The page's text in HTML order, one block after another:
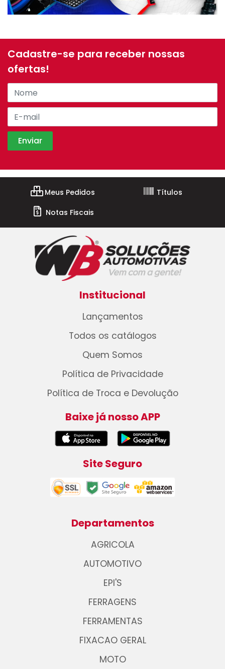
Cadastre-se para receber nossas
ofertas!
Meus Pedidos
Títulos
Notas Fiscais
Institucional
Lançamentos
Todos os catálogos
Quem Somos
Política de Privacidade
Política de Troca e Devolução
Baixe já nosso APP
Site Seguro
Departamentos
AGRICOLA
AUTOMOTIVO
EPI'S
FERRAGENS
FERRAMENTAS
FIXACAO GERAL
MOTO